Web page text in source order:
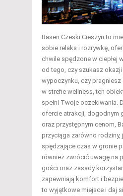
Basen Czeski Cieszyn to
sobie relaks i rozrywkę,
chwile spędzone w ciepłej
od tego, czy szukasz
wypoczynku, czy pragniesz
w strefie wellness, ten
spełni Twoje oczekiwania.
ofercie atrakcji, dogodnym
oraz przystępnym cenom,
przyciąga zarówno rodziny,
spędzające czas w gronie
również zwrócić uwagę na
gości oraz zasady
zapewniają komfort i
to wyjątkowe miejsce i daj